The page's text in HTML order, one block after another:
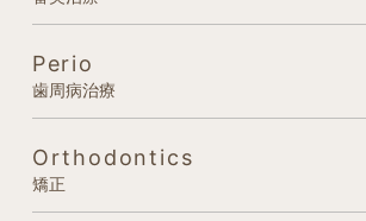
Perio
歯周病治療
Orthodontics
矯正